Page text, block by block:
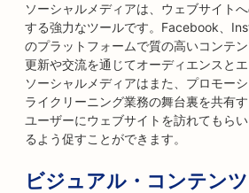
ソーシャルメディアは、ウェブサイト
する強力なツールです。Facebook、
のプラットフォームで質の高いコンテ
更新や交流を通じてオーディエンスとエ
ソーシャルメディアはまた、プロモー
ライクリーニング業務の舞台裏を共有す
ユーザーにウェブサイトを訪れてもら
るよう促すことができます。
ビジュアル・コンテン